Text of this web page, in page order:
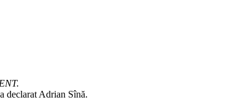
declarat Adrian Sînă.